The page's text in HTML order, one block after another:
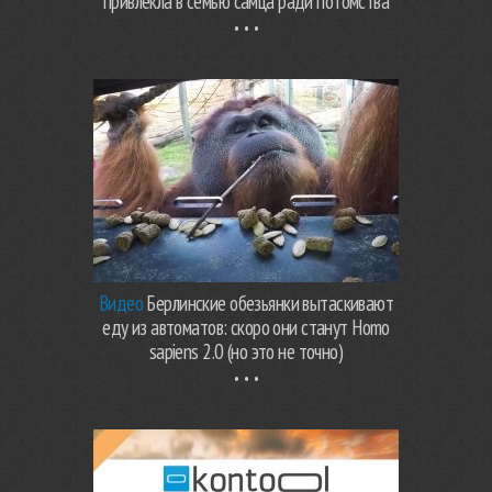
ВидеоБерлинские обезьянки вытаскивают
еду из автоматов: скоро они станут Homo
sapiens 2.0 (но это не точно)